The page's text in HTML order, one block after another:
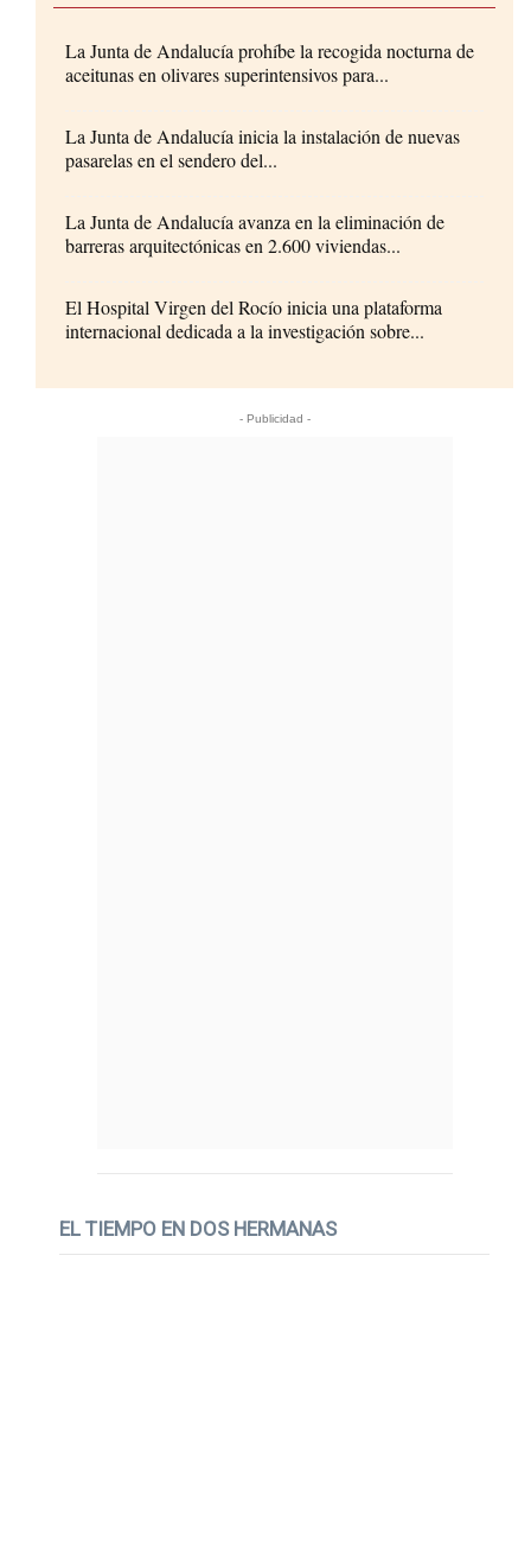
La Junta de Andalucía prohíbe la recogida nocturna de
aceitunas en olivares superintensivos para...
La Junta de Andalucía inicia la instalación de nuevas
pasarelas en el sendero del...
La Junta de Andalucía avanza en la eliminación de
barreras arquitectónicas en 2.600 viviendas...
El Hospital Virgen del Rocío inicia una plataforma
internacional dedicada a la investigación sobre...
- Publicidad -
EL TIEMPO EN DOS HERMANAS